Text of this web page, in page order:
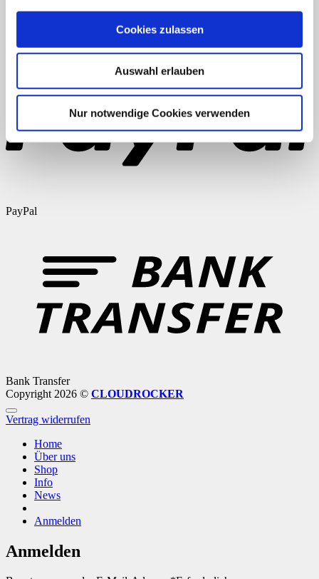
Cookies zulassen
Auswahl erlauben
Nur notwendige Cookies verwenden
Widerruf Versand & Lieferung
PayPal
Bank Transfer
Copyright 2026 © CLOUDROCKER
Vertrag widerrufen
Home
Über uns
Shop
Info
News
Anmelden
Anmelden